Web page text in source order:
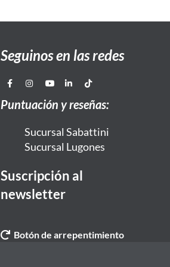
Seguinos en las redes
Puntuación y reseñas:
Sucursal Sabattini
Sucursal Lugones
Suscripción al
newsletter
Botón de arrepentimiento